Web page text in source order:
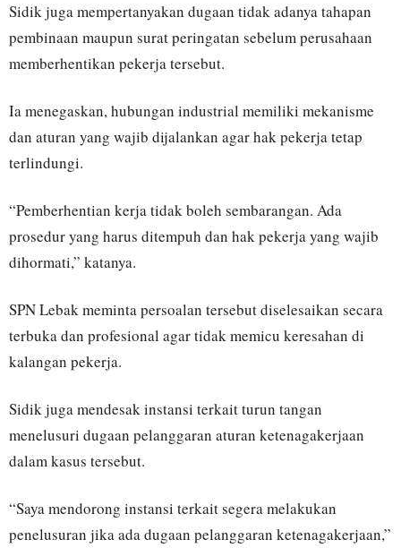
Sidik juga mempertanyakan dugaan tidak adanya tahapan
pembinaan maupun surat peringatan sebelum perusahaan
memberhentikan pekerja tersebut.
Ia menegaskan, hubungan industrial memiliki mekanisme
dan aturan yang wajib dijalankan agar hak pekerja tetap
terlindungi.
“Pemberhentian kerja tidak boleh sembarangan. Ada
prosedur yang harus ditempuh dan hak pekerja yang wajib
dihormati,” katanya.
SPN Lebak meminta persoalan tersebut diselesaikan secara
terbuka dan profesional agar tidak memicu keresahan di
kalangan pekerja.
Sidik juga mendesak instansi terkait turun tangan
menelusuri dugaan pelanggaran aturan ketenagakerjaan
dalam kasus tersebut.
“Saya mendorong instansi terkait segera melakukan
penelusuran jika ada dugaan pelanggaran ketenagakerjaan,”